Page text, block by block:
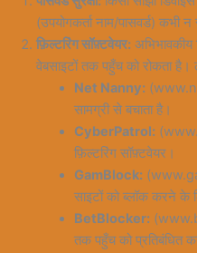
(उपयोगकर्ता नाम/पासवर्ड) कभी
फ़िल्टरिंग सॉफ़्टवेयर:
वेबसाइटों तक पहुँच को रोकता है।
Net Nanny:
सामग्री से बचाता है।
CyberPatrol:
फ़िल्टरिंग सॉफ़्टवेयर।
GamBlock:
साइटों को ब्लॉक करने के
BetBlocker:
तक पहुँच को प्रतिबंधित